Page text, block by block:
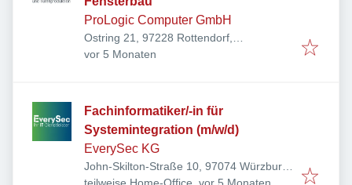
ProLogic Computer GmbH
Ostring 21, 97228 Rottendorf,
Deutschland
Veröffentlicht:
vor 5 Monaten
Fachinformatiker/-in für
Systemintegration (m/w/d)
EverySec KG
John-Skilton-Straße 10, 97074 Würzburg,
Veröffentlicht: